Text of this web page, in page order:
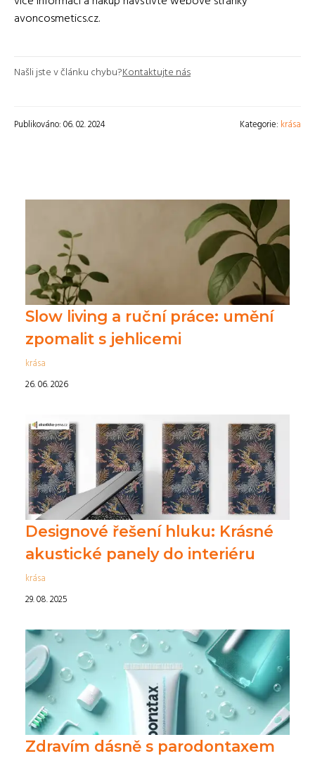
avoncosmetics.cz.
Našli jste v článku chybu?Kontaktujte nás
Publikováno: 06. 02. 2024 Kategorie: krása
Slow living a ruční práce: umění
zpomalit s jehlicemi
krása
26. 06. 2026
Designové řešení hluku: Krásné
akustické panely do interiéru
krása
29. 08. 2025
Zdravím dásně s parodontaxem